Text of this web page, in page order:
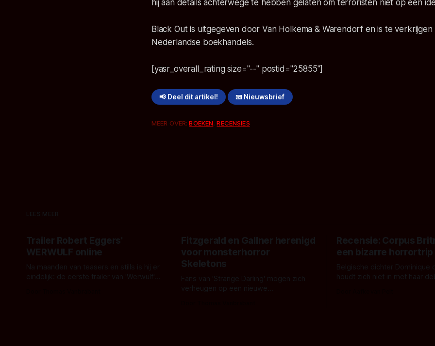
hij aan details achterwege te hebben gelaten om terroristen niet op een
Black Out is uitgegeven door Van Holkema & Warendorf en is te
Nederlandse boekhandels.
[yasr_overall_rating size="--" postid="25855"]
📢 Deel dit artikel! 📧 Nieuwsbrief
MEER OVER:BOEKEN,RECENSIES
LEES MEER
Trailer Robert Eggers'
WERWULF online
Na maanden van teasers en stills is hij er
eindelijk: de eerste trailer van 'Werwulf'.
Fitzgerald en Gallner herenigd
voor monsterhorror
Skeletons
Fans van 'Strange Darling' mogen zich
verheugen op een nieuwe
Recensie: Corpus
een bizarre horrortrip
Belgische dichter Dominique
houdt zich niet in met haar